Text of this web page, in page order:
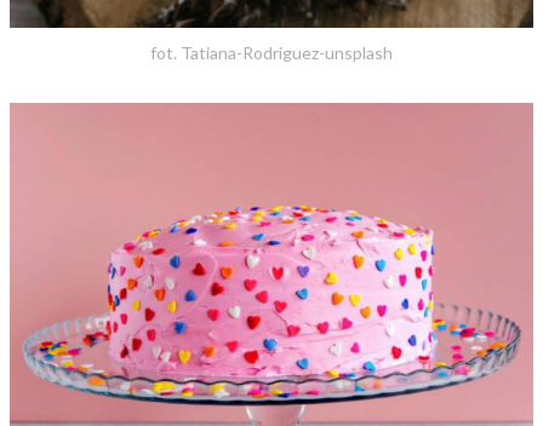
fot. Tatiana-Rodriguez-unsplash